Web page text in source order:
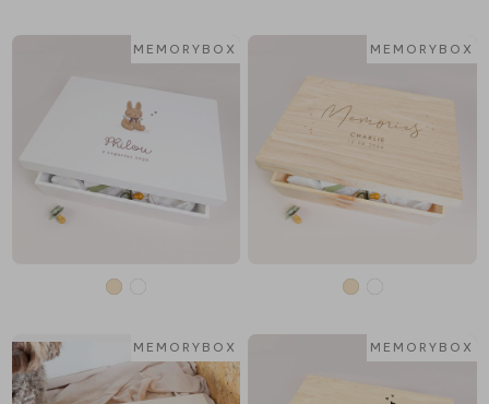
MEMORYBOX MEMORYBOX
MEMORYBOX MEMORYBOX